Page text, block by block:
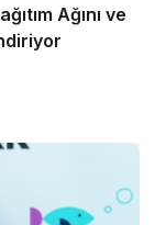
Ağını ve